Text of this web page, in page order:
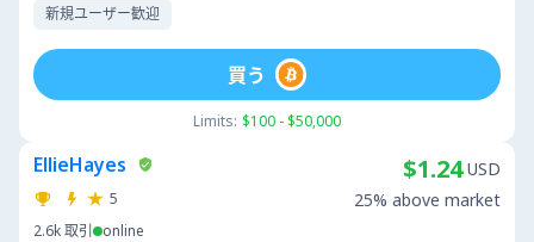
新規ユーザー歓迎
Limits: $100 - $50,000
買う
EllieHayes
5
2.6k取引 online
$1.24 USD
25% above market